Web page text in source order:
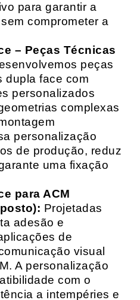
para garantir a
comprometer a
– Peças Técnicas
peças
dupla face com
personalizados
complexas
personalização
de produção, reduz
uma fixação
para ACM
Projetadas
adesão e
de
visual
A personalização
com o
a intempéries e